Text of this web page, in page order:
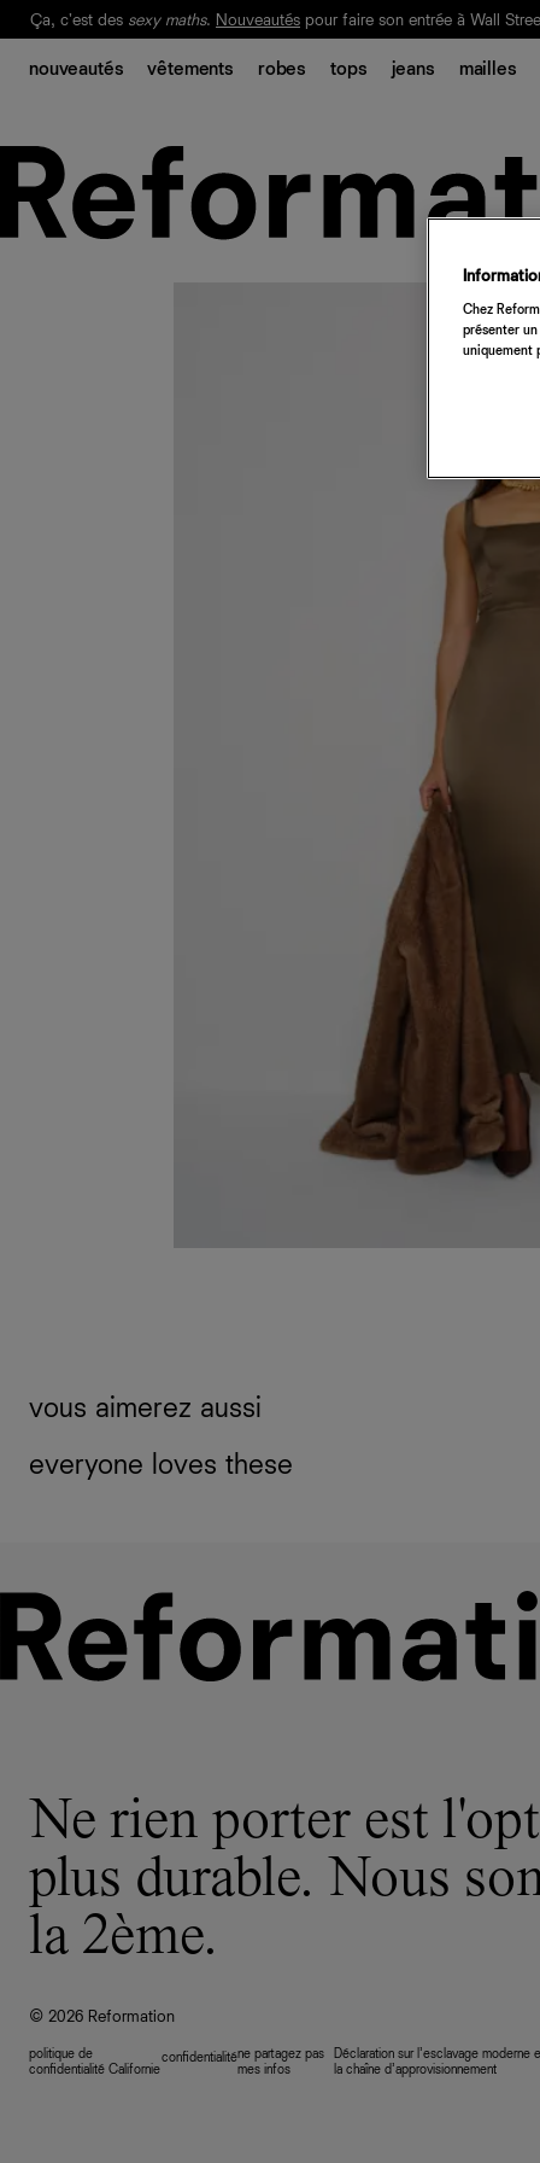
Notre Bilan Responsable 2025 est ici. Lisez-le
Ça, c'est des sexy maths. Nouveautés pour faire son entrée à Wall
nouveautés vêtements robes tops jeans mailles
vous aimerez aussi
everyone loves these
Ne rien porter est
plus durable. Nous
la 2ème.
© 2026 Reformation
politique de
confidentialité Californie
confidentialiténe partagez pas
mes infos
Déclaration sur l’esclavage moderne
la chaîne d’approvisionnement
Chez
présenter
uniquement